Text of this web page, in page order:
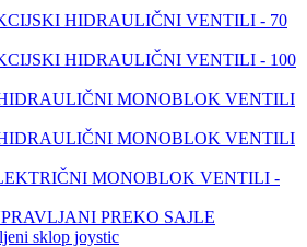
HIDRAULIČNI VENTILI - 70
HIDRAULIČNI VENTILI - 100
MONOBLOK VENTILI
MONOBLOK VENTILI
MONOBLOK VENTILI -
PREKO SAJLE
sklop joystic